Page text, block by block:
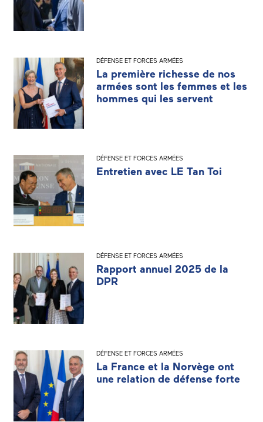
DÉFENSE ET FORCES ARMÉES
La première richesse de nos
armées sont les femmes et les
hommes qui les servent
DÉFENSE ET FORCES ARMÉES
Entretien avec LE Tan Toi
DÉFENSE ET FORCES ARMÉES
Rapport annuel 2025 de la
DPR
DÉFENSE ET FORCES ARMÉES
La France et la Norvège ont
une relation de défense forte